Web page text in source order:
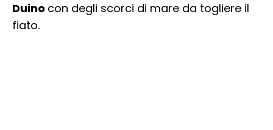
Duino con degli scorci di mare da togliere il
fiato.